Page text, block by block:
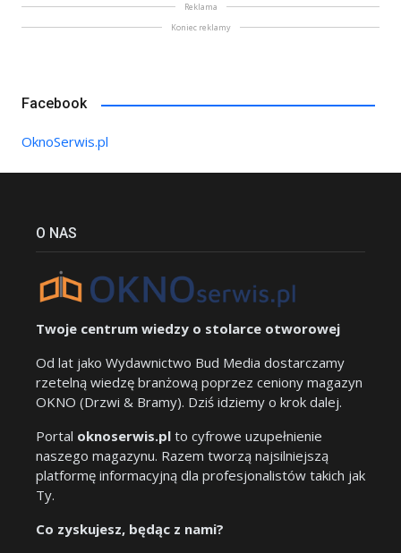
Reklama
Koniec reklamy
Facebook
OknoSerwis.pl
O NAS
Twoje centrum wiedzy o stolarce otworowej
Od lat jako Wydawnictwo Bud Media dostarczamy
rzetelną wiedzę branżową poprzez ceniony magazyn
OKNO (Drzwi & Bramy). Dziś idziemy o krok dalej.
Portal oknoserwis.pl to cyfrowe uzupełnienie
naszego magazynu. Razem tworzą najsilniejszą
platformę informacyjną dla profesjonalistów takich jak
Ty.
Co zyskujesz, będąc z nami?